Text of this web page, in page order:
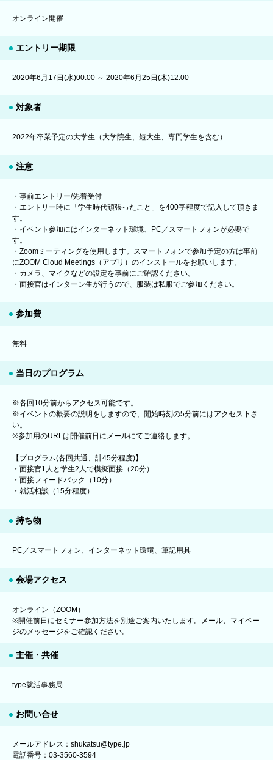
オンライン開催
エントリー期限
2020年6月17日(水)00:00 ～ 2020年6月25日(木)12:00
対象者
2022年卒業予定の大学生（大学院生、短大生、専門学生を含む）
注意
・事前エントリー/先着受付
・エントリー時に「学生時代頑張ったこと」を400字程度で記入して頂きま
す。
・イベント参加にはインターネット環境、PC／スマートフォンが必要で
す。
・Zoomミーティングを使用します。スマートフォンで参加予定の方は事前
にZOOM Cloud Meetings（アプリ）のインストールをお願いします。
・カメラ、マイクなどの設定を事前にご確認ください。
・面接官はインターン生が行うので、服装は私服でご参加ください。
参加費
無料
当日のプログラム
※各回10分前からアクセス可能です。
※イベントの概要の説明をしますので、開始時刻の5分前にはアクセス下さ
い。
※参加用のURLは開催前日にメールにてご連絡します。
【プログラム(各回共通、計45分程度)】
・面接官1人と学生2人で模擬面接（20分）
・面接フィードバック（10分）
・就活相談（15分程度）
持ち物
PC／スマートフォン、インターネット環境、筆記用具
会場アクセス
オンライン（ZOOM）
※開催前日にセミナー参加方法を別途ご案内いたします。メール、マイペー
ジのメッセージをご確認ください。
主催・共催
type就活事務局
お問い合せ
メールアドレス：shukatsu@type.jp
電話番号：03-3560-3594